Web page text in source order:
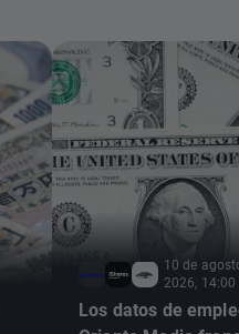
10 de
2026, 14:00
Los datos de